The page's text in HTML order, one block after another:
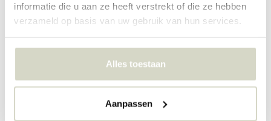
informatie die u aan ze heeft verstrekt of die ze hebben
verzameld op basis van uw gebruik van hun services.
Alles toestaan
Aanpassen
82073215
Reviews
Er zijn nog geen reviews geschreven over dit product..